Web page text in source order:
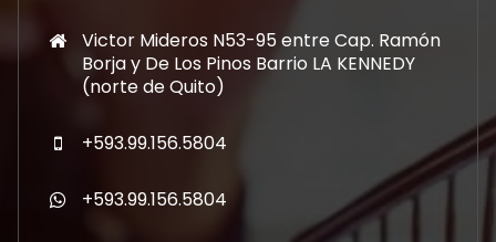
Victor Mideros N53-95 entre Cap. Ramón
Borja y De Los Pinos Barrio LA KENNEDY
(norte de Quito)
+593.99.156.5804
+593.99.156.5804